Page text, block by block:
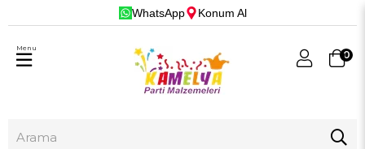
WhatsApp Konum Al
0
Menu